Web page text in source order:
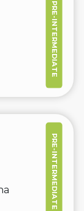
PRE-INTERMEDIATE
PRE-INTERMEDIATE